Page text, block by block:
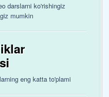
darslarni ko'rishingiz
mumkin
eng katta to'plami